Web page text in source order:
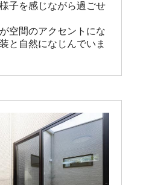
子を感じながら過ごせ
空間のアクセントにな
と自然になじんでいま